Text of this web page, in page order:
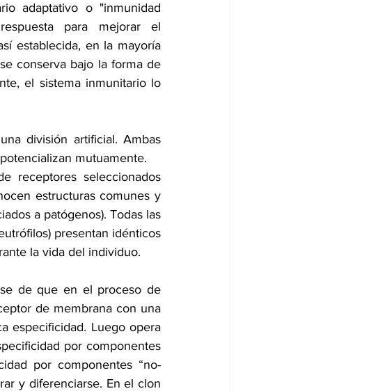
adaptativo o "inmunidad
para mejorar el
establecida, en la mayoría
conserva bajo la forma de
el sistema inmunitario lo
división artificial. Ambas
mutuamente.
receptores seleccionados
estructuras comunes y
a patógenos). Todas las
presentan idénticos
la vida del individuo.
de que en el proceso de
de membrana con una
especificidad. Luego opera
por componentes
por componentes “no-
y diferenciarse. En el clon